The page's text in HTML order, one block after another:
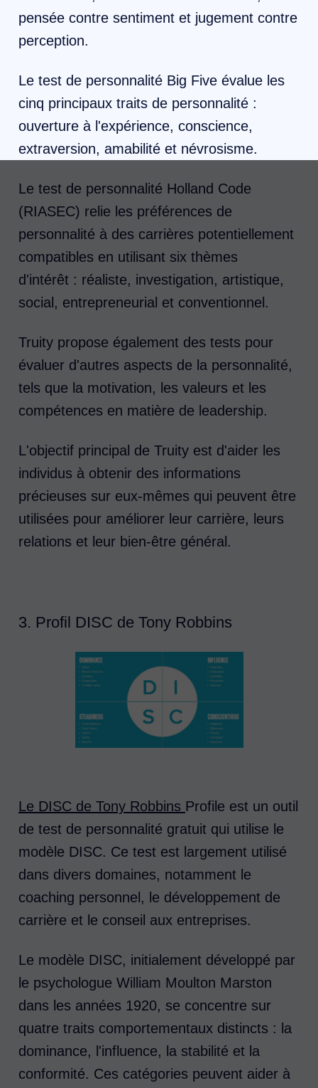
pensée contre sentiment et jugement contre
perception.
Le test de personnalité Big Five évalue les
cinq principaux traits de personnalité :
ouverture à l'expérience, conscience,
extraversion, amabilité et névrosisme.
Le test de personnalité Holland Code
(RIASEC) relie les préférences de
personnalité à des carrières potentiellement
compatibles en utilisant six thèmes
d'intérêt : réaliste, investigation, artistique,
social, entrepreneurial et conventionnel.
Truity propose également des tests pour
évaluer d'autres aspects de la personnalité,
tels que la motivation, les valeurs et les
compétences en matière de leadership.
L'objectif principal de Truity est d'aider les
individus à obtenir des informations
précieuses sur eux-mêmes qui peuvent être
utilisées pour améliorer leur carrière, leurs
relations et leur bien-être général.
3. Profil DISC de Tony Robbins
Le DISC de Tony Robbins Profile est un outil
de test de personnalité gratuit qui utilise le
modèle DISC. Ce test est largement utilisé
dans divers domaines, notamment le
coaching personnel, le développement de
carrière et le conseil aux entreprises.
Le modèle DISC, initialement développé par
le psychologue William Moulton Marston
dans les années 1920, se concentre sur
quatre traits comportementaux distincts : la
dominance, l'influence, la stabilité et la
conformité. Ces catégories peuvent aider à